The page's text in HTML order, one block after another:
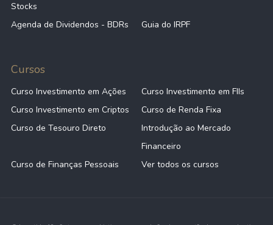
Stocks
Agenda de Dividendos - BDRs Guia do IRPF
Cursos
Curso Investimento em Ações
Curso Investimento em FIIs
Curso Investimento em Criptos
Curso de Renda Fixa
Curso de Tesouro Direto
Introdução ao Mercado
Financeiro
Curso de Finanças Pessoais
Ver todos os cursos